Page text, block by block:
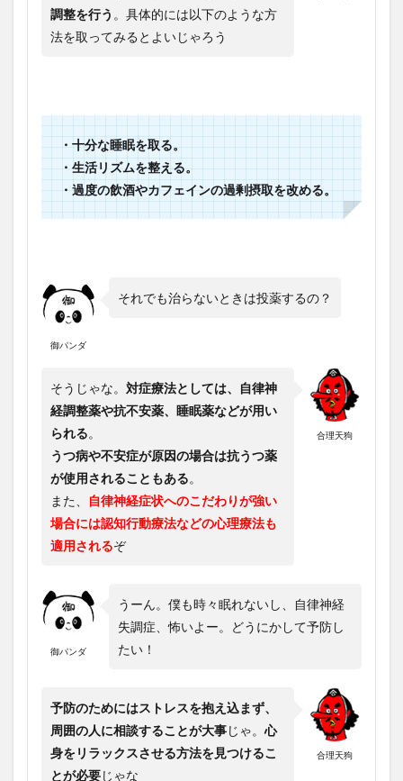
調整を行う 。具体的には以下のような方
法を取ってみるとよいじゃろう
・十分な睡眠を取る。
・生活リズムを整える。
・過度の飲酒やカフェインの過剰摂取を改める。
御パンダ
それでも治らないときは投薬するの？
合理天狗
そうじゃな。 対症療法としては、自律神
経調整薬や抗不安薬、睡眠薬などが用い
られる。
うつ病や不安症が原因の場合は抗うつ薬
が使用されることもある。
また、
自律神経症状へのこだわりが強い
場合には認知行動療法などの心理療法も
適用されるぞ
御パンダ
うーん。僕も時々眠れないし、自律神経
失調症、怖いよー。どうにかして予防し
たい！
合理天狗
予防のためにはストレスを抱え込まず、
周囲の人に相談することが大事じゃ。 心
身をリラックスさせる方法を見つけるこ
とが必要じゃな